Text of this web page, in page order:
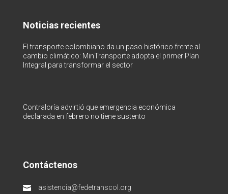
Noticias recientes
El transporte colombiano da un paso histórico frente al
cambio climático: MinTransporte adopta el primer Plan
Integral para transformar el sector
Contraloría advirtió que emergencia económica
declarada en febrero no tiene sustento
Contáctenos
 asistencia@fedetranscol.org